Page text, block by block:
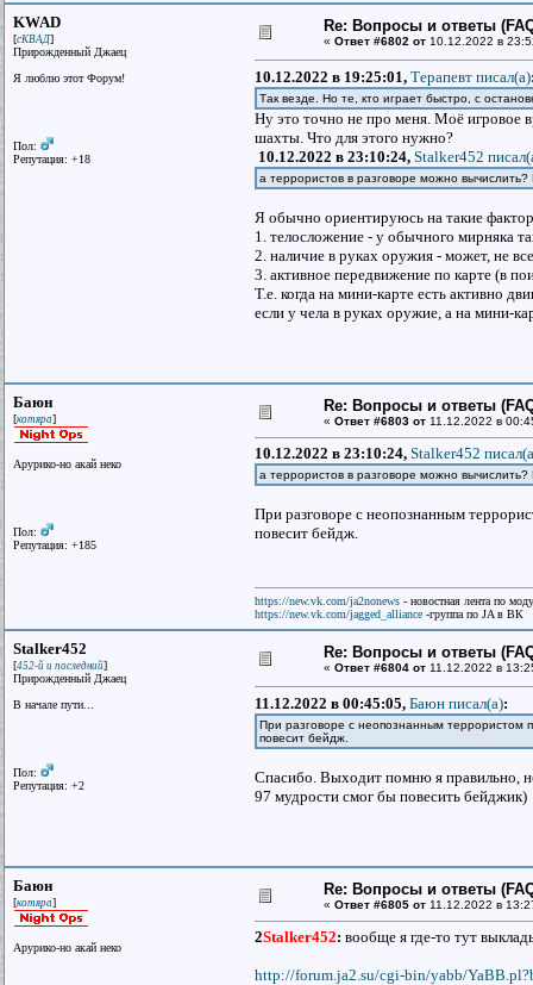
KWAD
[сКВАД]
Прирожденный Джаец
Я люблю этот Форум!
Пол:
Репутация: +18
Re: Вопросы и ответы
« Ответ #6802 от 10.12.2022 в
10.12.2022 в 19:25:01, Терапевт писал(a)
Так везде. Но те, кто играет быстро, с
Ну это точно не про меня. Моё игровое
шахты. Что для этого нужно?
10.12.2022 в 23:10:24, Stalker452
а террористов в разговоре можно
Я обычно ориентируюсь на такие
1. телосложение - у обычного мирняка
2. наличие в руках оружия - может, не
3. активное передвижение по карте (в
Т.е. когда на мини-карте есть активно
если у чела в руках оружие, а на мини-
Баюн
[котяра]
Арурико-но акай неко
Пол:
Репутация: +185
Re: Вопросы и ответы
« Ответ #6803 от 11.12.2022 в
10.12.2022 в 23:10:24, Stalker452
а террористов в разговоре можно
При разговоре с неопознанным
повесит бейдж.
https://new.vk.com/ja2nonews - новостная лента по
https://new.vk.com/jagged_alliance -группа по JA в ВК
Stalker452
[452-й и последний]
Прирожденный Джаец
В начале пути...
Пол:
Репутация: +2
Re: Вопросы и ответы
« Ответ #6804 от 11.12.2022 в
11.12.2022 в 00:45:05, Баюн писал(a):
При разговоре с неопознанным террористом
повесит бейдж.
Спасибо. Выходит помню я правильно,
97 мудрости смог бы повесить бейджик)
Баюн
[котяра]
Арурико-но акай неко
Re: Вопросы и ответы
« Ответ #6805 от 11.12.2022 в
2Stalker452: вообще я где-то тут
http://forum.ja2.su/cgi-bin/yabb/